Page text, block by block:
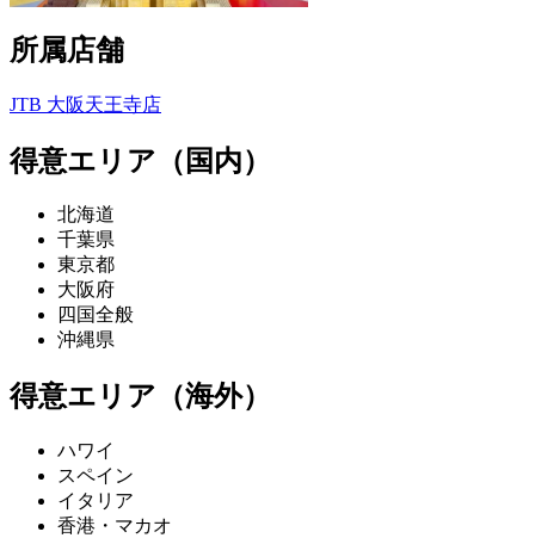
所属店舗
JTB 大阪天王寺店
得意エリア（国内）
北海道
千葉県
東京都
大阪府
四国全般
沖縄県
得意エリア（海外）
ハワイ
スペイン
イタリア
香港・マカオ